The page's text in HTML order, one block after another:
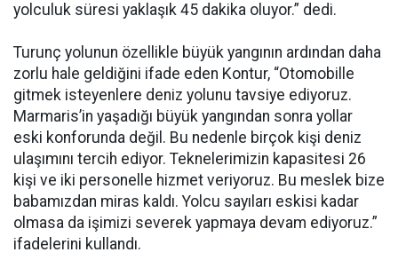
yolculuk süresi yaklaşık 45 dakika oluyor.” dedi.
Turunç yolunun özellikle büyük yangının ardından daha
zorlu hale geldiğini ifade eden Kontur, “Otomobille
gitmek isteyenlere deniz yolunu tavsiye ediyoruz.
Marmaris’in yaşadığı büyük yangından sonra yollar
eski konforunda değil. Bu nedenle birçok kişi deniz
ulaşımını tercih ediyor. Teknelerimizin kapasitesi 26
kişi ve iki personelle hizmet veriyoruz. Bu meslek bize
babamızdan miras kaldı. Yolcu sayıları eskisi kadar
olmasa da işimizi severek yapmaya devam ediyoruz.”
ifadelerini kullandı.